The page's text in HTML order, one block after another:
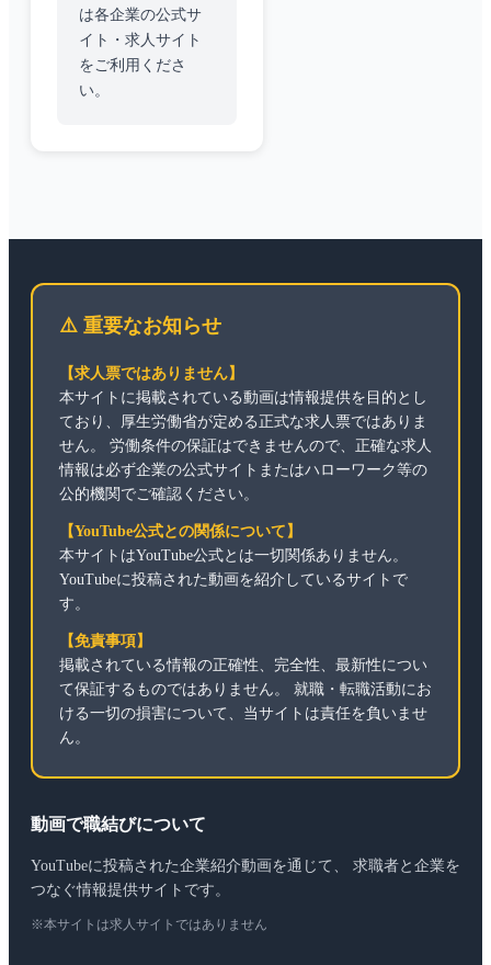
は各企業の公式サ
イト・求人サイト
をご利用くださ
い。
⚠️ 重要なお知らせ
【求人票ではありません】
本サイトに掲載されている動画は情報提供を目的とし
ており、厚生労働省が定める正式な求人票ではありま
せん。 労働条件の保証はできませんので、正確な求人
情報は必ず企業の公式サイトまたはハローワーク等の
公的機関でご確認ください。
【YouTube公式との関係について】
本サイトはYouTube公式とは一切関係ありません。
YouTubeに投稿された動画を紹介しているサイトで
す。
【免責事項】
掲載されている情報の正確性、完全性、最新性につい
て保証するものではありません。 就職・転職活動にお
ける一切の損害について、当サイトは責任を負いませ
ん。
動画で職結びについて
YouTubeに投稿された企業紹介動画を通じて、 求職者と企業を
つなぐ情報提供サイトです。
※本サイトは求人サイトではありません